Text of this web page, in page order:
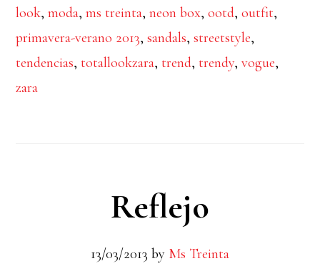
look,moda,ms treinta,neon box,ootd,outfit,
primavera-verano 2013,sandals,streetstyle,
tendencias, totallookzara, trend, trendy,vogue,
zara
Reflejo
13/03/2013 by Ms Treinta